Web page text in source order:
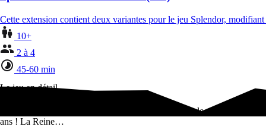
Cette extension contient deux variantes pour le jeu Splendor,
10+
2 à 4
45-60 min
Le jeu en détail
Splendor Kids vous emmène dans une aventure royale accessible dès 6
ans ! La Reine…